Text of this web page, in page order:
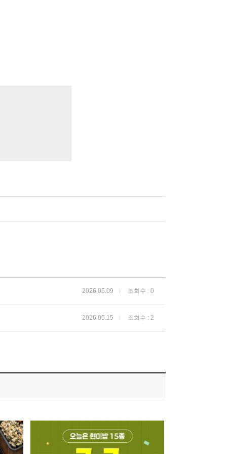
2026.05.09 조회수 : 0
2026.05.15 조회수 : 2